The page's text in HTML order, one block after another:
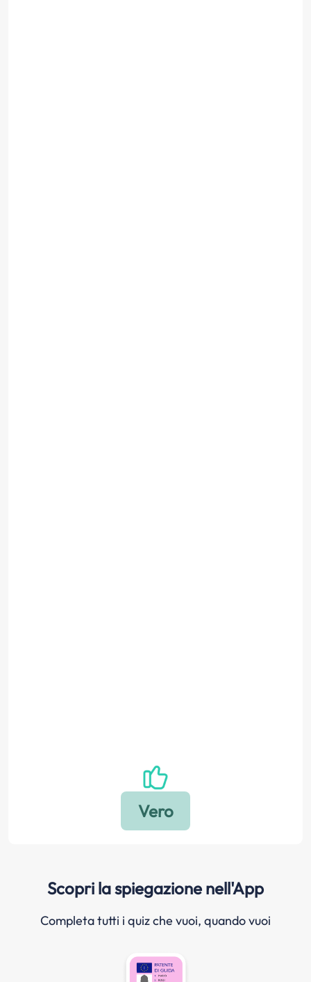
Scopri la spiegazione nell'App
Completa tutti i quiz che vuoi, quando vuoi